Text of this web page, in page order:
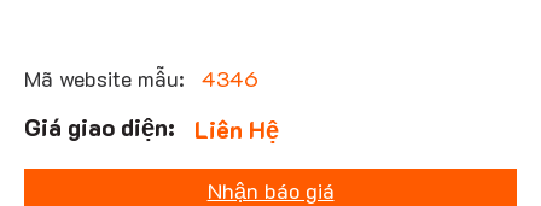
Mã website mẫu: 4346
Liên Hệ
Nhận báo giá